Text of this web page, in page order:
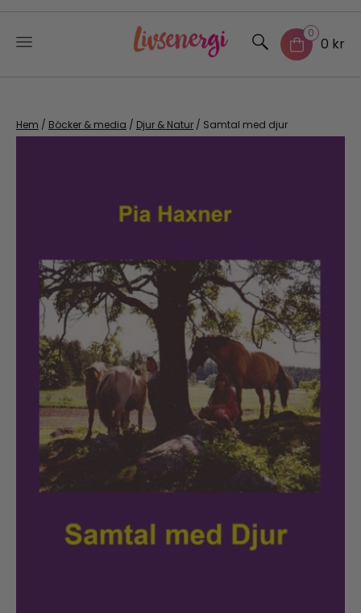
content
0
0 kr
Hem / Böcker & media / Djur & Natur / Samtal med djur